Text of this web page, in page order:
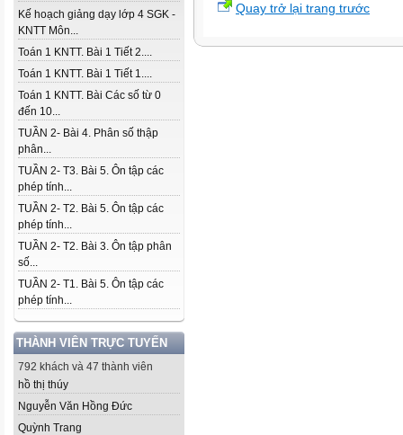
Kế hoạch giảng dạy lớp 4 SGK -
KNTT Môn...
Toán 1 KNTT. Bài 1 Tiết 2....
Toán 1 KNTT. Bài 1 Tiết 1....
Toán 1 KNTT. Bài Các số từ 0
đến 10...
TUẦN 2- Bài 4. Phân số thập
phân...
TUẦN 2- T3. Bài 5. Ôn tập các
phép tính...
TUẦN 2- T2. Bài 5. Ôn tập các
phép tính...
TUẦN 2- T2. Bài 3. Ôn tập phân
số...
TUẦN 2- T1. Bài 5. Ôn tập các
phép tính...
THÀNH VIÊN TRỰC TUYẾN
792 khách và 47 thành viên
hồ thị thúy
Nguyễn Văn Hồng Đức
Quỳnh Trang
Quay trở lại trang trước